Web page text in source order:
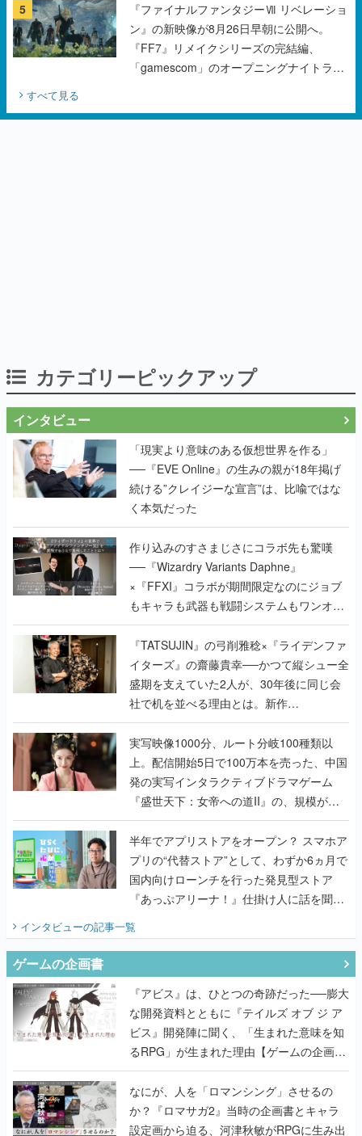
「gamescom」のオープニングナイトライ
ブにてディレクターの浜口直樹氏が登壇す
る予定
すべて見る
「現実より意味のある仮想世界を作る」
──『EVE Online』の生みの親が18年掲げ
く本気だった
作り込みのすさまじさにコラボ先も驚嘆
──『Wizardry Variants Daphne』
×『FFXI』コラボが期間限定なのにジョブ
もキャラも武器も戦闘システムもワンオフ
で作り込まれた理由を両ディレクターに聞
く
『TATSUJIN』の弓削雅稔×『ライデンファ
イターズ』の齋藤貴幸──かつて縦シュー全
盛期を支えていた2人が、30年後に同じ会
社で机を並べる理由とは。新作
『TATSUJIN EXTREME』で初タッグを組
んだレジェンド2人に訊く開発秘話
実写映像1000分、ルート分岐100種類以
上。配信開始5日で100万本を売った、中国
発の実写インタラクティブドラマゲーム
『盛世天下：女帝への道II』の、規模が違
うこだわりをプロデューサーに聞いた
半年でアプリストアをオープン？ スマホア
プリの“代替ストア”として、わずか6ヵ月で
国内向けローンチを行った発見型ストア
『あっぷアリーナ！』仕掛け人に話を聞い
てみた
インタビューの記事一覧
『アビス』は、ひとつの奇跡だった──膨大
な開発資料とともに『テイルズ オブ ジ ア
るRPG」が生まれた理由【ゲームの企画
書】
なにが、人を「ロマンシング」させるの
か？『ロマサガ2』当時の企画書とキャラ
設定画から迫る、河津秋敏がRPGに生み出
した「ロマン」の正体とは【ゲームの企画
書】
『ガンパレ』の企画書、ついに公開━初代